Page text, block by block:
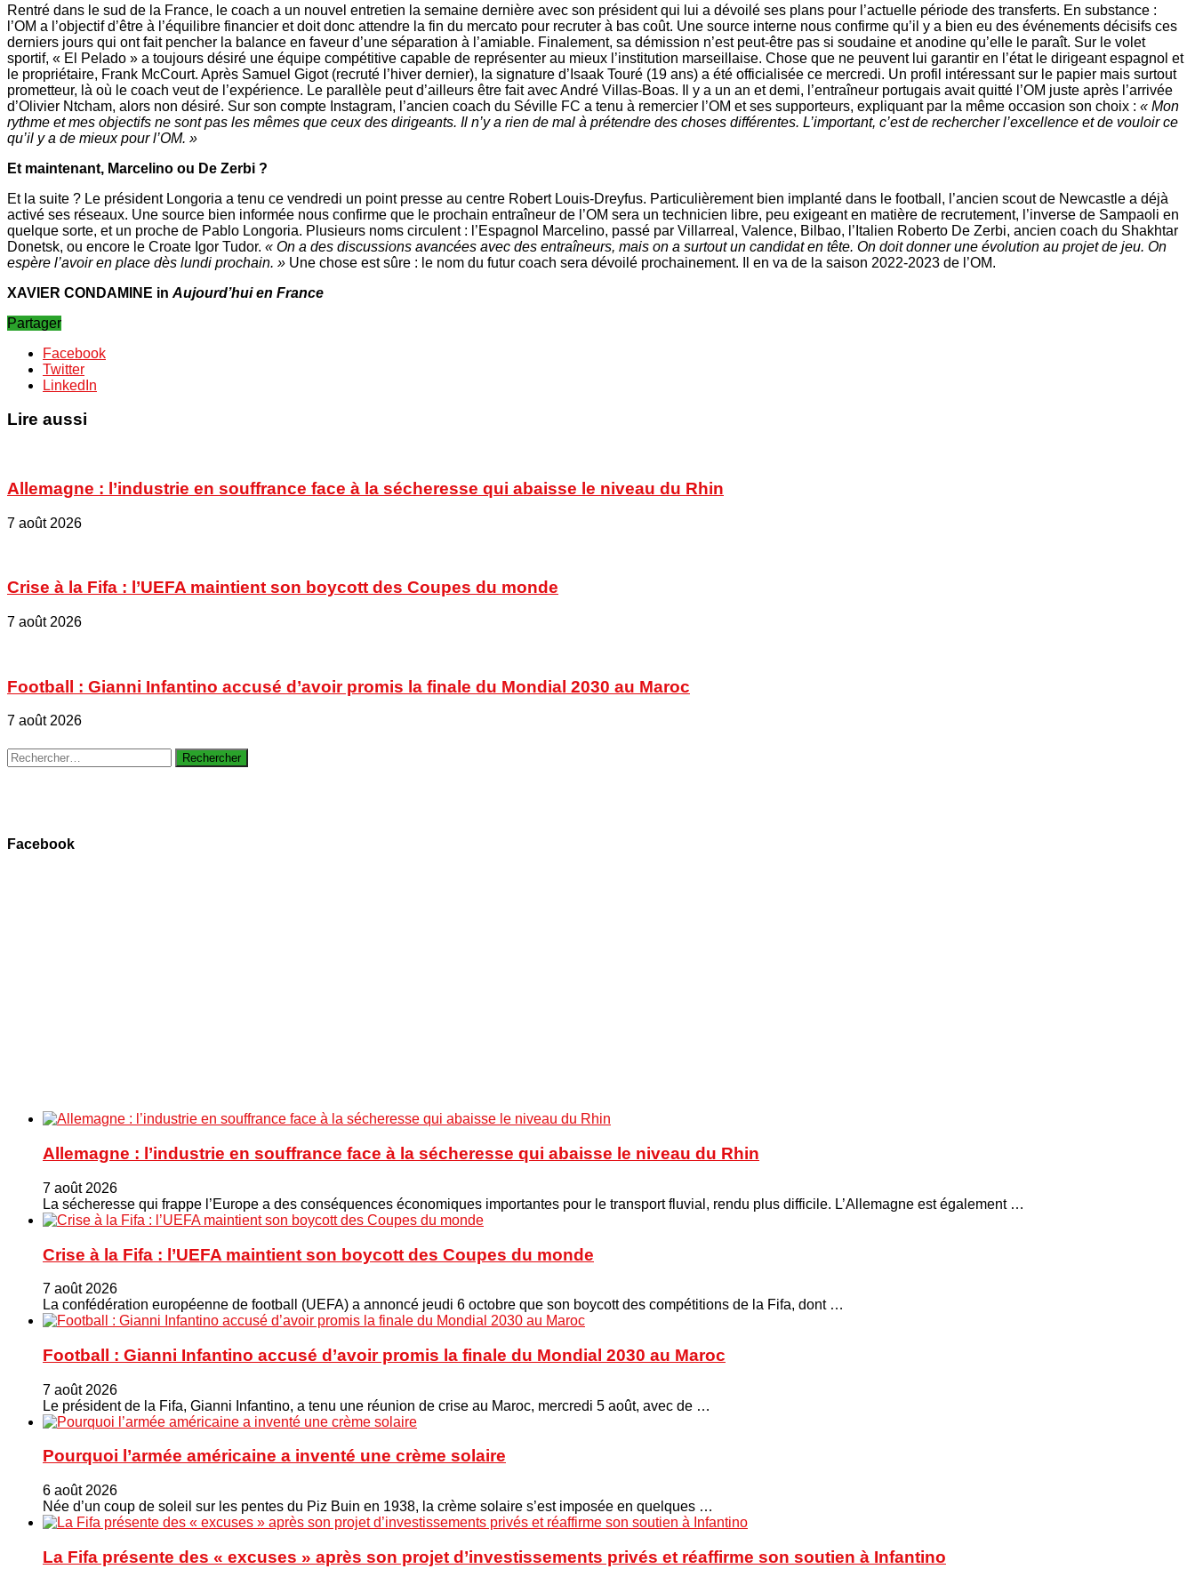
Rentré dans le sud de la France, le coach a un nouvel entretien la semaine dernière avec son président qui lui a dévoilé ses plans pour l’actuelle période des transferts. En substance :
l’OM a l’objectif d’être à l’équilibre financier et doit donc attendre la fin du mercato pour recruter à bas coût. Une source interne nous confirme qu’il y a bien eu des événements décisifs ces
derniers jours qui ont fait pencher la balance en faveur d’une séparation à l’amiable. Finalement, sa démission n’est peut-être pas si soudaine et anodine qu’elle le paraît. Sur le volet
sportif, « El Pelado » a toujours désiré une équipe compétitive capable de représenter au mieux l’institution marseillaise. Chose que ne peuvent lui garantir en l’état le dirigeant espagnol et
le propriétaire, Frank McCourt. Après Samuel Gigot (recruté l’hiver dernier), la signature d’Isaak Touré (19 ans) a été officialisée ce mercredi. Un profil intéressant sur le papier mais surtout
prometteur, là où le coach veut de l’expérience. Le parallèle peut d’ailleurs être fait avec André Villas-Boas. Il y a un an et demi, l’entraîneur portugais avait quitté l’OM juste après l’arrivée
d’Olivier Ntcham, alors non désiré. Sur son compte Instagram, l’ancien coach du Séville FC a tenu à remercier l’OM et ses supporteurs, expliquant par la même occasion son choix : « Mon
rythme et mes objectifs ne sont pas les mêmes que ceux des dirigeants. Il n’y a rien de mal à prétendre des choses différentes. L’important, c’est de rechercher l’excellence et de vouloir ce
qu’il y a de mieux pour l’OM. »
Et maintenant, Marcelino ou De Zerbi ?
Et la suite ? Le président Longoria a tenu ce vendredi un point presse au centre Robert Louis-Dreyfus. Particulièrement bien implanté dans le football, l’ancien scout de Newcastle a déjà
activé ses réseaux. Une source bien informée nous confirme que le prochain entraîneur de l’OM sera un technicien libre, peu exigeant en matière de recrutement, l’inverse de Sampaoli en
quelque sorte, et un proche de Pablo Longoria. Plusieurs noms circulent : l’Espagnol Marcelino, passé par Villarreal, Valence, Bilbao, l’Italien Roberto De Zerbi, ancien coach du Shakhtar
Donetsk, ou encore le Croate Igor Tudor. « On a des discussions avancées avec des entraîneurs, mais on a surtout un candidat en tête. On doit donner une évolution au projet de jeu. On
espère l’avoir en place dès lundi prochain. » Une chose est sûre : le nom du futur coach sera dévoilé prochainement. Il en va de la saison 2022-2023 de l’OM.
XAVIER CONDAMINE in Aujourd’hui en France
Partager
Facebook
Twitter
LinkedIn
Lire aussi
Allemagne : l’industrie en souffrance face à la sécheresse qui abaisse le niveau du Rhin
7 août 2026
Crise à la Fifa : l’UEFA maintient son boycott des Coupes du monde
7 août 2026
Football : Gianni Infantino accusé d’avoir promis la finale du Mondial 2030 au Maroc
7 août 2026
Rechercher :
Facebook
Allemagne : l’industrie en souffrance face à la sécheresse qui abaisse le niveau du Rhin
7 août 2026
La sécheresse qui frappe l’Europe a des conséquences économiques importantes pour le transport fluvial, rendu plus difficile. L’Allemagne est également …
Crise à la Fifa : l’UEFA maintient son boycott des Coupes du monde
7 août 2026
La confédération européenne de football (UEFA) a annoncé jeudi 6 octobre que son boycott des compétitions de la Fifa, dont …
Football : Gianni Infantino accusé d’avoir promis la finale du Mondial 2030 au Maroc
7 août 2026
Le président de la Fifa, Gianni Infantino, a tenu une réunion de crise au Maroc, mercredi 5 août, avec de …
Pourquoi l’armée américaine a inventé une crème solaire
6 août 2026
Née d’un coup de soleil sur les pentes du Piz Buin en 1938, la crème solaire s’est imposée en quelques …
La Fifa présente des « excuses » après son projet d’investissements privés et réaffirme son soutien à Infantino